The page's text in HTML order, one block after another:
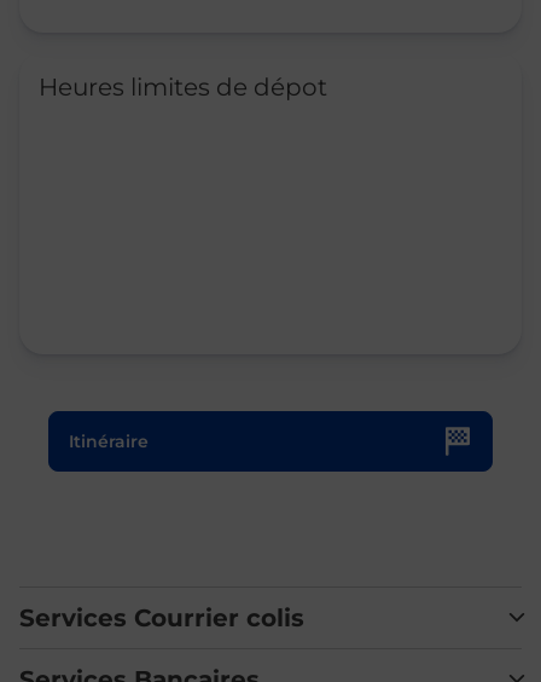
Heures limites de dépot
Itinéraire
Le lien s'ouvre dans un nouvel onglet
Services Courrier colis